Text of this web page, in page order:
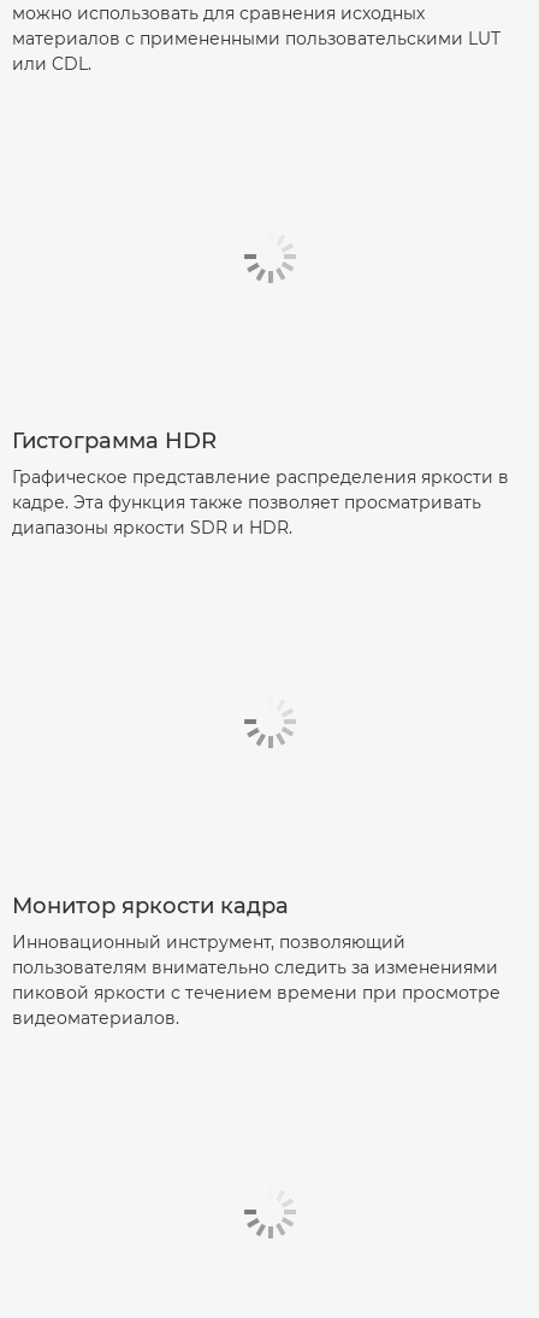
можно использовать для сравнения исходных
материалов с примененными пользовательскими LUT
или CDL.
Гистограмма HDR
Графическое представление распределения яркости в
кадре. Эта функция также позволяет просматривать
диапазоны яркости SDR и HDR.
Монитор яркости кадра
Инновационный инструмент, позволяющий
пользователям внимательно следить за изменениями
пиковой яркости с течением времени при просмотре
видеоматериалов.